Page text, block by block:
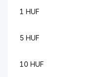
1 HUF
5 HUF
10 HUF